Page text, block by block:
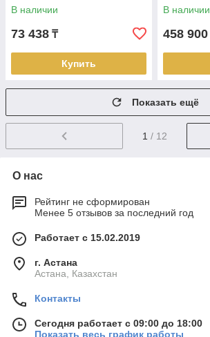
В наличии
73 438 ₸
Купить
В наличии
458 900
Показать ещё
1 / 12
О нас
Рейтинг не сформирован
Менее 5 отзывов за последний год
Работает с 15.02.2019
г. Астана
Астана, Казахстан
Контакты
Сегодня работает с 09:00 до 18:00
Показать весь график работы